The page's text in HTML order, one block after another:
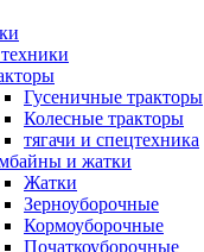
Гусеничные тракторы
Колесные тракторы
тягачи и спецтехника
и жатки
Жатки
Зерноуборочные
Кормоуборочные
Початкоуборочные